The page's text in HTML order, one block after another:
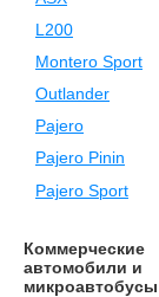
L200
Montero Sport
Outlander
Pajero
Pajero Pinin
Pajero Sport
Коммерческие
автомобили и
микроавтобусы